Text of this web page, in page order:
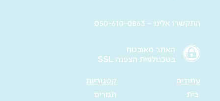
התקשרו אלינו – 050-610-0863
האתר מאובטח
בטכנולגיית הצפנה SSL
עמודים
בית
קטגוריות
תמרים